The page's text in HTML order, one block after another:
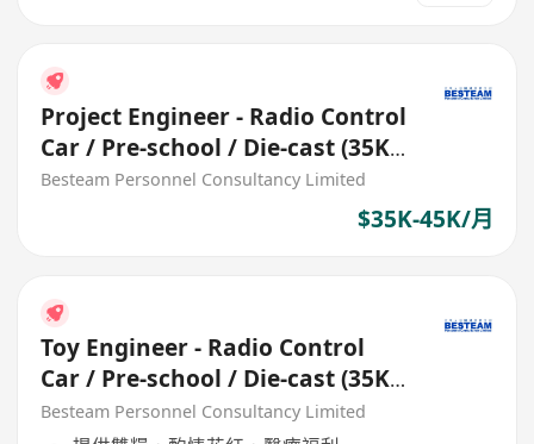
Project Engineer - Radio Control
Car / Pre-school / Die-cast (35K
– 45K) 5 days
Besteam Personnel Consultancy Limited
$35K-45K/月
Toy Engineer - Radio Control
Car / Pre-school / Die-cast (35K -
45K)
Besteam Personnel Consultancy Limited